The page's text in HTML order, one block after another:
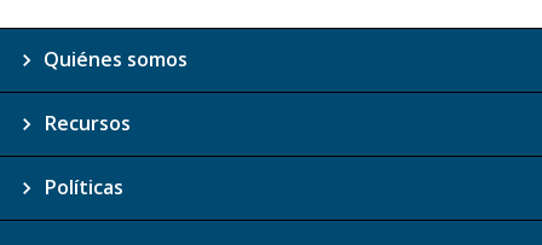
Quiénes somos
Recursos
Políticas